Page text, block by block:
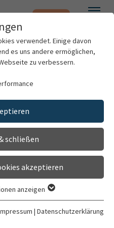
Notfall
verwendet. Einige davon
es uns andere ermöglichen,
zu verbessern.
schließen
akzeptieren
Funktionen der
dass die
anzeigen
| Datenschutzerklärung